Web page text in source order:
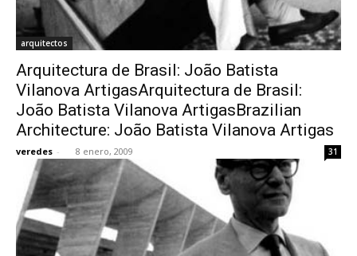
arquitectos
Arquitectura de Brasil: João Batista
Vilanova ArtigasArquitectura de Brasil:
João Batista Vilanova ArtigasBrazilian
Architecture: João Batista Vilanova Artigas
veredes - 8 enero, 2009 31